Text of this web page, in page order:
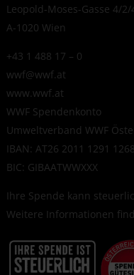
Leopold-Moses-Gasse 4/2/
A-1020 Wien
+43 1 488 17 – 0
wwf@wwf.at
www.wwf.at
WWF Spendenkonto
Umweltverband WWF
IBAN: AT26 2011 1291
BIC: GIBAATWWXXX
Ihre Spende kann
Weitere Informationen